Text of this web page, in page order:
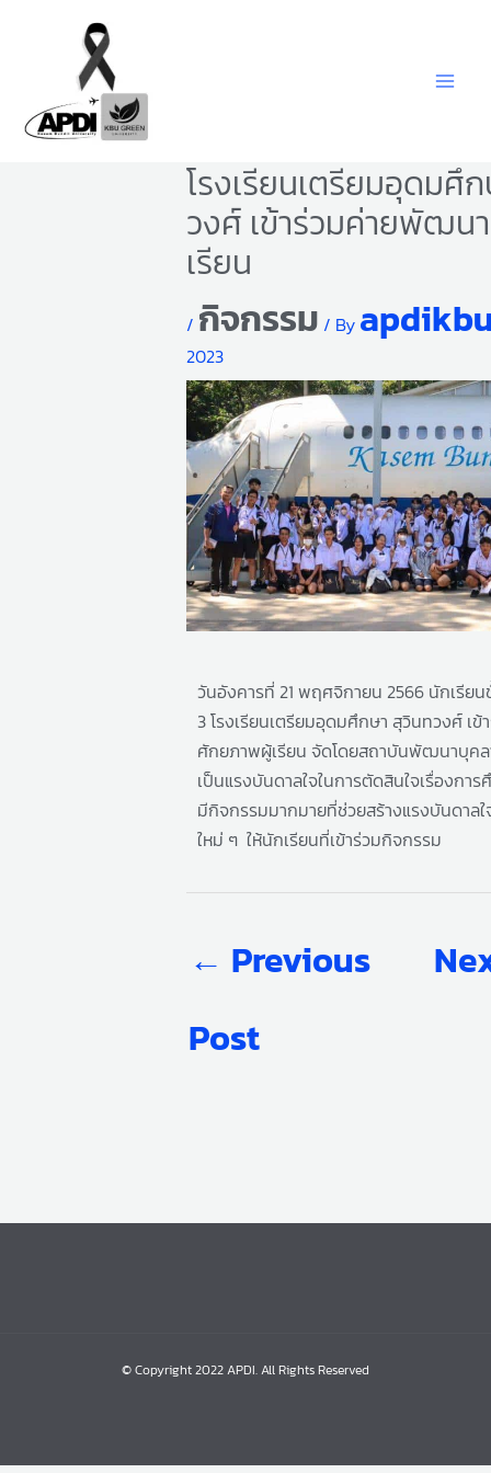
content
โรงเรียนเตรียมอุดมศึ
วงศ์ เข้าร่วมค่ายพัฒ
เรียน
/ กิจกรรม / By
2023
วันอังคารที่ 21 พฤศจิกายน 2566 นักเรีย
3 โรงเรียนเตรียมอุดมศึกษา สุวินทวงศ์ เ
ศักยภาพผู้เรียน จัดโดยสถาบันพัฒนาบุค
เป็นแรงบันดาลใจในการตัดสินใจเรื่องกา
มีกิจกรรมมากมายที่ช่วยสร้างแรงบันดาลใ
ใหม่ ๆ ให้นักเรียนที่เข้าร่วมกิจกรรม
← Previous
Post
© Copyright 2022 APDI. All Rights Reserved